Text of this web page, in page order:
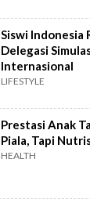
Siswi Indonesia
Delegasi
Internasional
LIFESTYLE
Prestasi Anak
Piala, Tapi
HEALTH